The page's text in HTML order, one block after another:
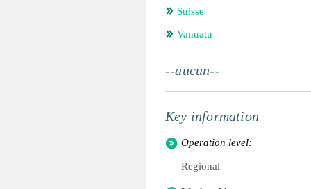
Suisse
Vanuatu
--aucun--
Key information
Operation level:
Regional